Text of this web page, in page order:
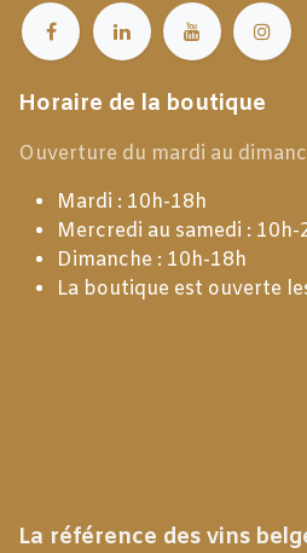
Horaire de la boutique
Ouverture du mardi au
Mardi : 10h-18h
Mercredi au samedi : 10h-
Dimanche : 10h-18h
La boutique est ouverte
La référence des vins